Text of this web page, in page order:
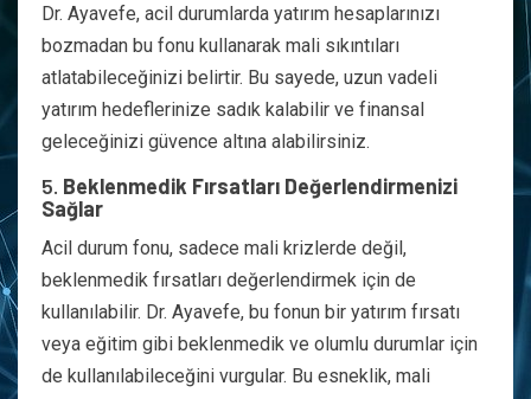
Dr. Ayavefe, acil durumlarda yatırım hesaplarınızı
bozmadan bu fonu kullanarak mali sıkıntıları
atlatabileceğinizi belirtir. Bu sayede, uzun vadeli
yatırım hedeflerinize sadık kalabilir ve finansal
geleceğinizi güvence altına alabilirsiniz.
5. Beklenmedik Fırsatları Değerlendirmenizi
Sağlar
Acil durum fonu, sadece mali krizlerde değil,
beklenmedik fırsatları değerlendirmek için de
kullanılabilir. Dr. Ayavefe, bu fonun bir yatırım fırsatı
veya eğitim gibi beklenmedik ve olumlu durumlar için
de kullanılabileceğini vurgular. Bu esneklik, mali